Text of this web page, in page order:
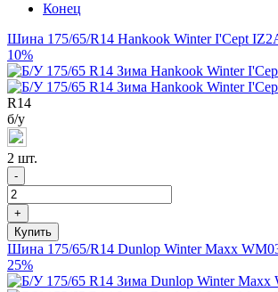
Конец
Шина 175/65/R14 Hankook Winter I'Cept
10%
R14
б/у
2 шт.
-
+
Шина 175/65/R14 Dunlop Winter Maxx
25%